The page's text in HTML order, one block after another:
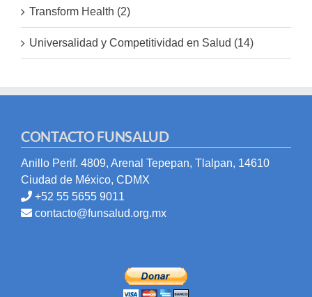
Transform Health (2)
Universalidad y Competitividad en Salud (14)
CONTACTO FUNSALUD
Anillo Perif. 4809, Arenal Tepepan, Tlalpan, 14610
Ciudad de México, CDMX
+52 55 5655 9011
contacto@funsalud.org.mx